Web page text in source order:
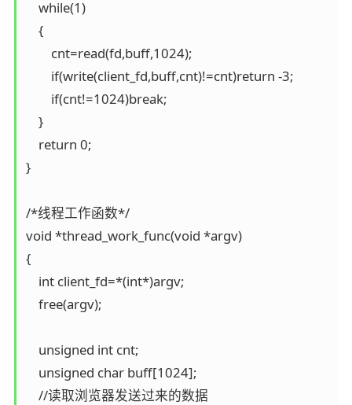
    while(1)
    {
        cnt=read(fd,buff,1024);
        if(write(client_fd,buff,cnt)!=cnt)return -3;
        if(cnt!=1024)break;
    }
    return 0;
}
/*线程工作函数*/
void *thread_work_func(void *argv)
{
    int client_fd=*(int*)argv;
    free(argv);
    unsigned int cnt;
    unsigned char buff[1024];
    //读取浏览器发送过来的数据